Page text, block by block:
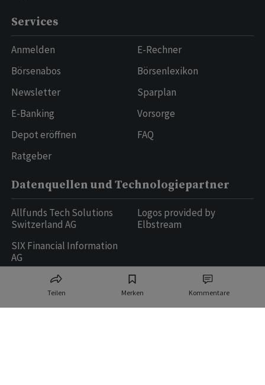
Teilen Merken Kommentare
Services
Anmelden
Börsenabos
Newsletter
E-Banking
Depot eröffnen
Ratgeber
E-Rechner
Börsenlexikon
Sparplan
Vorsorge
FAQ
Datenquellen und Technologiepartner
Allfunds Tech Solutions
Switzerland AG
SIX Financial Information
AG
Logos provided by
Elbstream